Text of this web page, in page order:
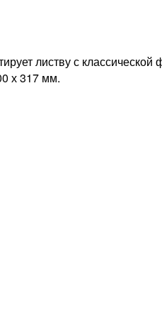
листву с
х 317 мм.